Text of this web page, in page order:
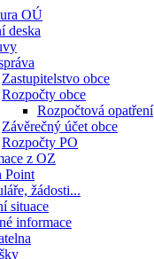
OÚ
deska
Zastupitelstvo obce
Rozpočty obce
Rozpočtová opatření
Závěrečný účet obce
Rozpočty PO
z OZ
Point
žádosti...
situace
informace